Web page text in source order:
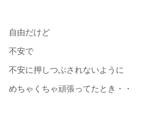
自由だけど
不安で
不安に押しつぶされないように
めちゃくちゃ頑張ってたとき・・